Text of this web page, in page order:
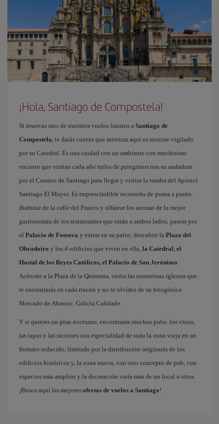
¡Hola, Santiago de Compostela!
Si reservas uno de nuestros vuelos baratos a Santiago de
Compostela, te darás cuenta que aterrizar aquí es sentirse vigilado
por su Catedral. Es una ciudad con un ambiente con muchísimo
encanto que visitan cada año miles de peregrinos tras su andadura
por el Camino de Santiago para llegar y visitar la tumba del Apóstol
Santiago El Mayor. Es imprescindible recorrerlo de punta a punta:
disfrutar de la calle del Franco y olfatear los aromas de la mejor
gastronomía de los restaurantes que están a ambos lados; pasear por
el Palacio de Fonseca y entrar en su patio; descubrir la Plaza del
Obradoiro y los 4 edificios que viven en ella, la Catedral, el
Hostal de los Reyes Católicos, el Palacio de San Jerónimo.
Acércate a la Plaza de la Quintana, visita las numerosas iglesias que
te encontrarás en cada rincón y no te olvides de su fotogénico
Mercado de Abastos: Galicia Calidade.
Y si quieres un plan nocturno, encontrarás muchos pubs: los vinos,
las tapas y las raciones son especialidad de toda la zona vieja en un
formato reducido, limitado por la distribución originaria de los
edificios históricos y, la zona nueva, con otro concepto de pub, con
espacios más amplios y la decoración varía más de un local a otros.
¡Busca aquí las mejores ofertas de vuelos a Santiago!